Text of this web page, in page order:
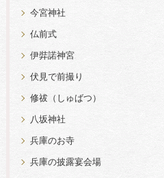
今宮神社
仏前式
伊弉諾神宮
伏見で前撮り
修祓（しゅばつ）
八坂神社
兵庫のお寺
兵庫の披露宴会場